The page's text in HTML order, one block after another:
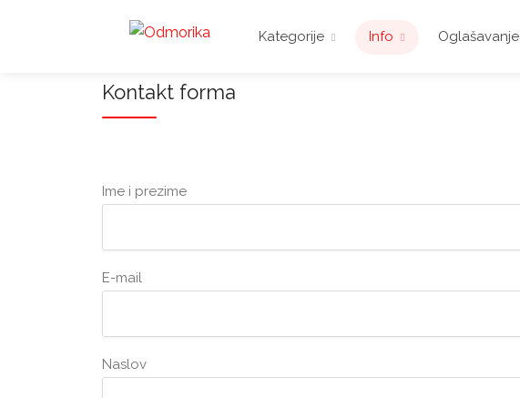
Kategorije Info Oglašavanje
Kontakt forma
Ime i prezime
E-mail
Naslov